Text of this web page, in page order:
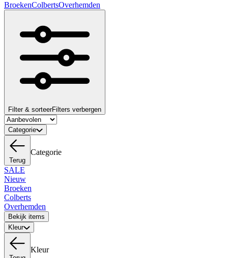
BroekenColbertsOverhemden
Filter & sorteerFilters verbergen
Categorie
Terug
Categorie
SALE
Nieuw
Broeken
Colberts
Overhemden
Bekijk items
Kleur
Kleur